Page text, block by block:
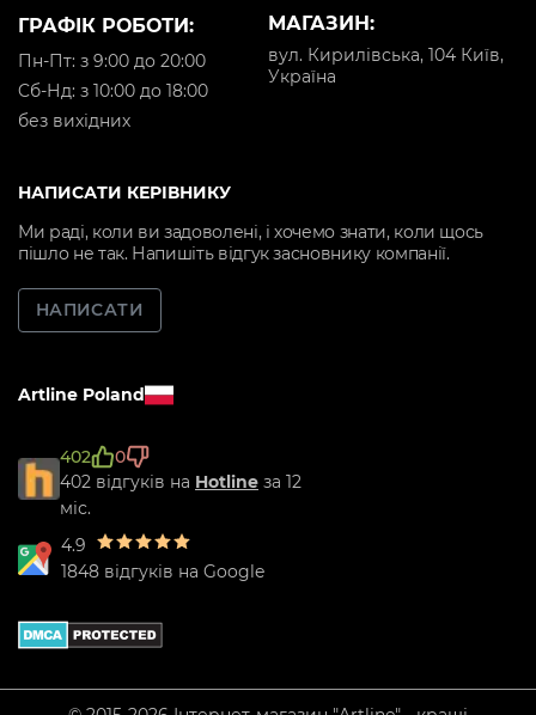
МАГАЗИН:
вул. Кирилівська, 104 Київ,
Україна
ГРАФІК РОБОТИ:
Пн-Пт: з 9:00 до 20:00
Cб-Нд: з 10:00 до 18:00
без вихідних
НАПИСАТИ КЕРІВНИКУ
Ми раді, коли ви задоволені, і хочемо знати, коли щось
пішло не так. Напишіть відгук засновнику компанії.
НАПИСАТИ
Artline Poland
402
0
402 відгуків на Hotline за 12
міс.
4.9
1848 відгуків на Google